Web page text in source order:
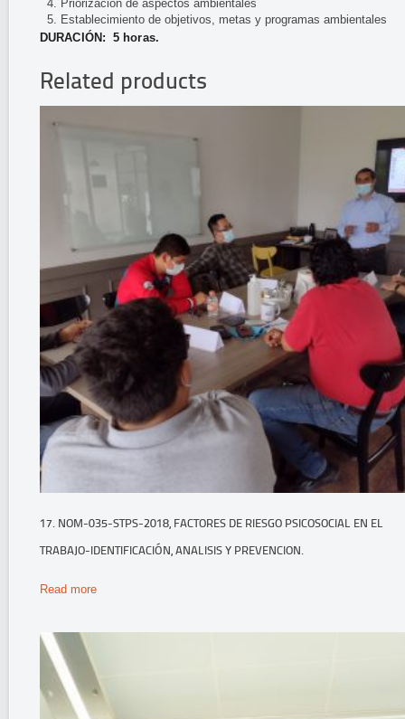
Priorización de aspectos ambientales
Establecimiento de objetivos, metas y programas ambientales
DURACIÓN: 5 horas.
Related products
17. NOM-035-STPS-2018, FACTORES DE RIESGO PSICOSOCIAL EN EL
TRABAJO-IDENTIFICACIÓN, ANALISIS Y PREVENCION.
Read more